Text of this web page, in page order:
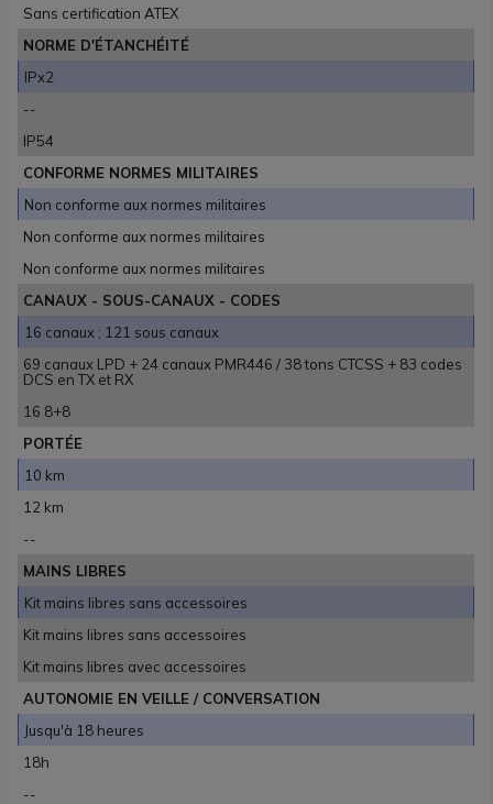
Sans certification ATEX
NORME D'ÉTANCHÉITÉ
IPx2
--
IP54
CONFORME NORMES MILITAIRES
Non conforme aux normes militaires
Non conforme aux normes militaires
Non conforme aux normes militaires
CANAUX - SOUS-CANAUX - CODES
16 canaux ; 121 sous canaux
69 canaux LPD + 24 canaux PMR446 / 38 tons CTCSS + 83 codes
DCS en TX et RX
16 8+8
PORTÉE
10 km
12 km
--
MAINS LIBRES
Kit mains libres sans accessoires
Kit mains libres sans accessoires
Kit mains libres avec accessoires
AUTONOMIE EN VEILLE / CONVERSATION
Jusqu'à 18 heures
18h
--